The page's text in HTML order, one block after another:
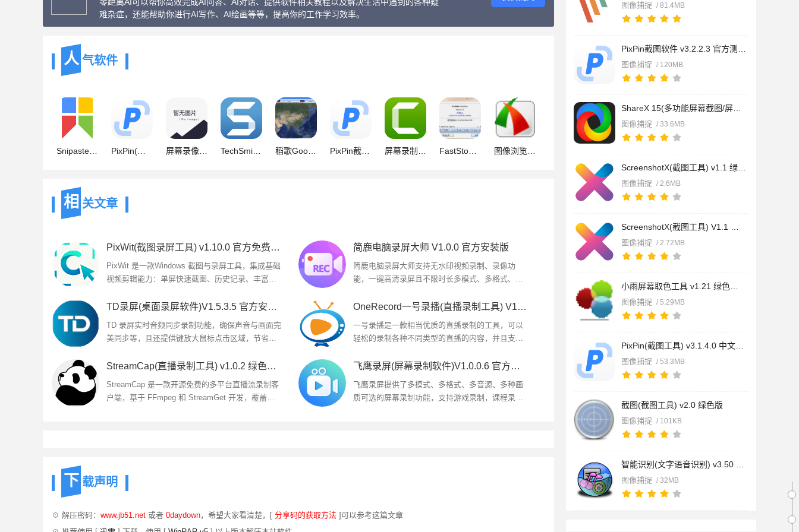
图像捕捉 / 81.4MB
图像捕捉 / 120MB
图像捕捉 / 33.6MB
图像捕捉 / 2.6MB
图像捕捉 / 2.72MB
图像捕捉 / 5.29MB
图像捕捉 / 53.3MB
截图(截图工具) v2.0 绿色版
图像捕捉 / 101KB
图像捕捉 / 32MB
难杂症，还能帮助你进行AI写作、AI绘画等等，提高你的工作学习效率。
人 气软件
Snipaste截图工具 v2.11.3 免费绿色版 64位 PixPin(截图工具) v3.1.4.0 中文安装免费版 屏幕录像专家7.5官方新版 Build20100301 [附注册机] TechSmith Snagit v26.1.1.10472 最新正式免费版(附安装教程) 64 稻歌Google Map截获器 v2.2 官方安装免费版 PixPin截图软件 v3.2.2.3 官方测试版安装包+绿色便携版 屏幕录制TechSmith Camtasia 2026 v26.0.4.15557 中文最新免费版 FastStone Capture (屏幕截图/抓屏) V10.4 中文绿色汉化版 图像浏览编辑和抓屏工具FastStone Capture(FSCapture) v11.2Fina
相 关文章
PixWit(截图录屏工具) v1.10.0 官方免费版(安装版+绿色版)
PixWit 是一款Windows 截图与录屏工具，集成基础
视频剪辑能力：单屏快速截图、历史记录、丰富标
制完成提示；内置视频裁剪...
简鹿电脑录屏大师 V1.0.0 官方安装版
简鹿电脑录屏大师支持无水印视频录制、录像功
能，一键高清录屏且不限时长多模式、多格式、多
率录屏软件...
TD录屏(桌面录屏软件)V1.5.3.5 官方安装版
TD 录屏实时音频同步录制功能，确保声音与画面完
美同步等，且还提供键放大鼠标点击区域，节省裁
OneRecord一号录播(直播录制工具) V1.4.1 免费安装版
一号录播是一款相当优质的直播录制的工具，可以
轻松的录制各种不同类型的直播的内容，并且支持
要，带来了相当优质的使用需求，...
StreamCap(直播录制工具) v1.0.2 绿色免费版
StreamCap 是一款开源免费的多平台直播流录制客
户端，基于 FFmpeg 和 StreamGet 开发，覆盖了
飞鹰录屏(屏幕录制软件)V1.0.0.6 官方安装版
飞鹰录屏提供了多模式、多格式、多音源、多种画
质可选的屏幕录制功能，支持游戏录制，课程录
下 载声明
☉ 解压密码： www.jb51.net 或者 0daydown，希望大家看清楚，[ 分享码的获取方法 ]可以参考这篇文章